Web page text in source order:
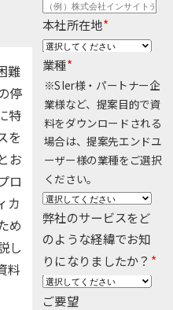
ルティング・データベースコンサルティング・
プロフェッショナルサービス
データガバナンス
データベースバージョ
データベース構築
データベース監査
データベース移行
データベース管理
データマスキング
データ仮想化
データ分析基盤構築
Denodo Platform
Dbvisit StandbyMP
Insight Consulting
難
停
特
を
お
ロ
カ
め
し
料
本社所在地*
業種*
※SIer様・パートナー企
業様など、提案目的で資
料をダウンロードされる
場合は、提案先エンドユ
ーザー様の業種をご選択
ください。
弊社のサービスをど
のような経緯でお知
りになりましたか？ *
ご要望